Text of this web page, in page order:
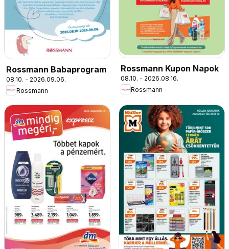
Rossmann Babaprogram
08.10. - 2026.09.06.
Rossmann
Rossmann Kupon Napok
08.10. - 2026.08.16.
Rossmann